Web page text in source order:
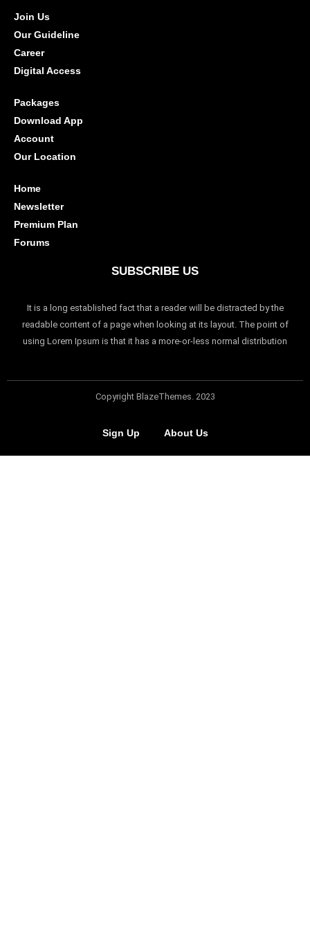
Join Us
Our Guideline
Career
Digital Access
Packages
Download App
Account
Our Location
Home
Newsletter
Premium Plan
Forums
SUBSCRIBE US
It is a long established fact that a reader will be distracted by the
readable content of a page when looking at its layout. The point of
using Lorem Ipsum is that it has a more-or-less normal distribution
Copyright BlazeThemes. 2023
Sign Up About Us